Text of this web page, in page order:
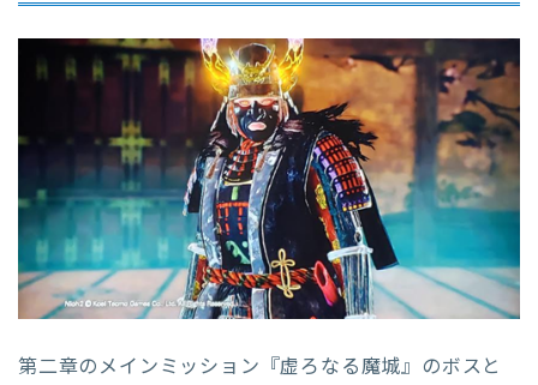
第二章のメインミッション『虚ろなる魔城』のボスと